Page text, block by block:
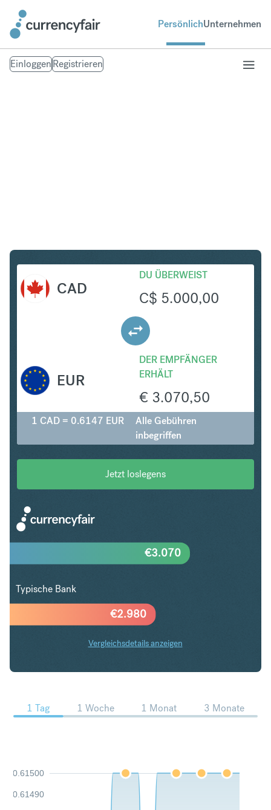
PersönlichUnternehmen
EinloggenRegistrieren
CAD
DU ÜBERWEIST
C$ 5.000,00
DER EMPFÄNGER
ERHÄLT
€ 3.070,50
EUR
1 CAD = 0.6147 EUR
Alle Gebühren
inbegriffen
Jetzt loslegens
€2.980
€3.070
Typische Bank
Vergleichsdetails anzeigen
CAD in EUR Trends
1 Tag 1 Woche 1 Monat 3 Monate
0.61490
0.61500